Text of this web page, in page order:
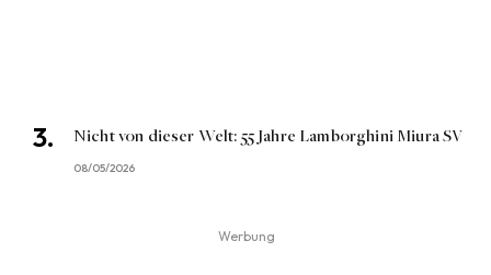
Nicht von dieser Welt: 55 Jahre Lamborghini Miura SV
08/05/2026
Werbung